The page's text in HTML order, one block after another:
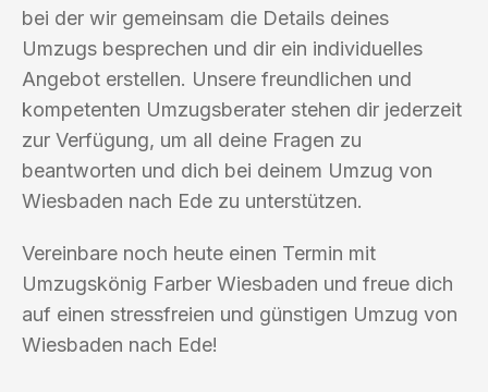
bei der wir gemeinsam die Details deines
Umzugs besprechen und dir ein individuelles
Angebot erstellen. Unsere freundlichen und
kompetenten Umzugsberater stehen dir jederzeit
zur Verfügung, um all deine Fragen zu
beantworten und dich bei deinem Umzug von
Wiesbaden nach Ede zu unterstützen.
Vereinbare noch heute einen Termin mit
Umzugskönig Farber Wiesbaden und freue dich
auf einen stressfreien und günstigen Umzug von
Wiesbaden nach Ede!